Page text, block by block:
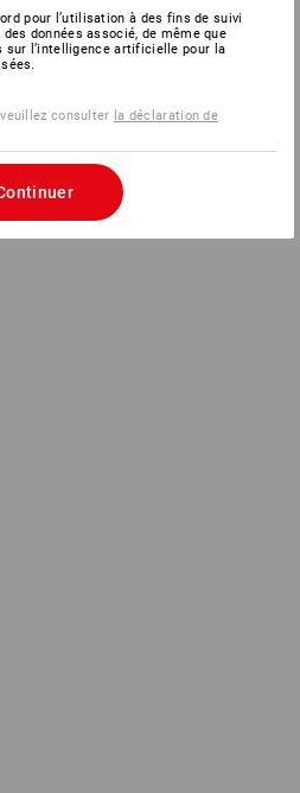
pour l’utilisation à des fins de suivi
données associé, de même que
sur l’intelligence artificielle pour la
consulter la déclaration de